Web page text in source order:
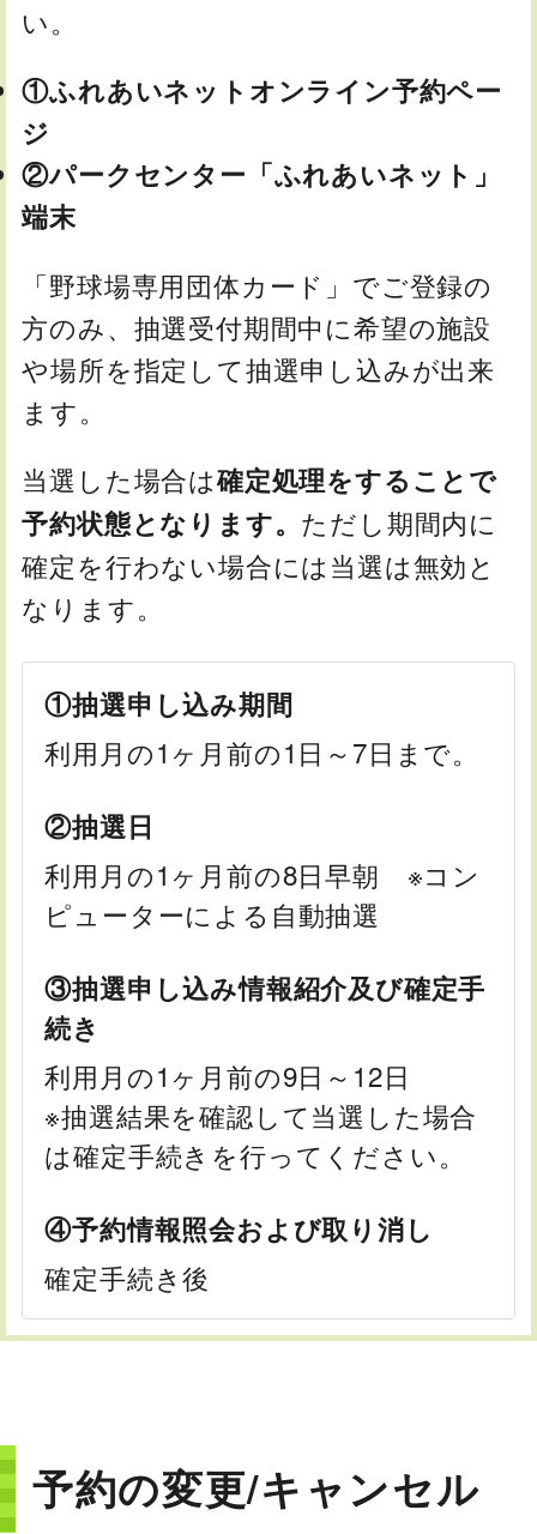
い。
①ふれあいネット オンライン予約ペー
ジ
②パークセンター「ふれあいネット」
端末
「野球場専用団体カード」でご登録の
方のみ、抽選受付期間中に希望の施設
や場所を指定して抽選申し込みが出来
ます。
当選した場合は確定処理をすることで
予約状態となります。 ただし期間内に
確定を行わない場合には当選は無効と
なります。
①抽選申し込み期間
利用月の1ヶ月前の1日～7日まで。
②抽選日
利用月の1ヶ月前の8日早朝 ※コン
ピューターによる自動抽選
③抽選申し込み情報紹介及び確定手
続き
利用月の1ヶ月前の9日～12日
※抽選結果を確認して当選した場合
は確定手続きを行ってください。
④予約情報照会および取り消し
確定手続き後
予約の変更/キャンセル